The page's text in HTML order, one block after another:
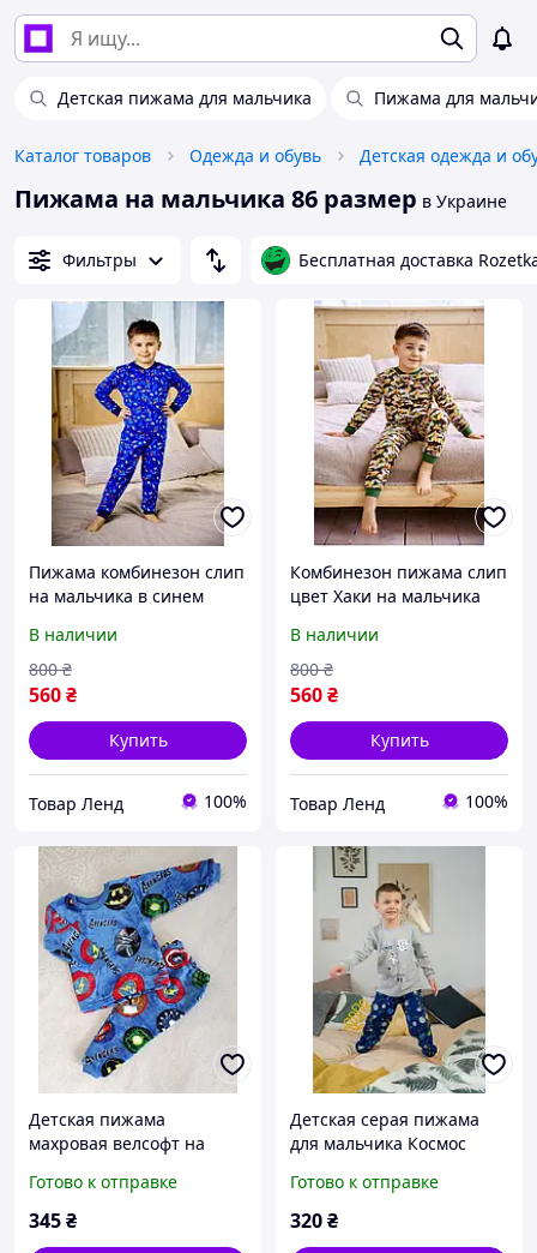
Детская пижама для мальчика Пижама для
Каталог товаров Одежда и обувь Детская одежда и
Пижама на мальчика 86 размер в Украине
Фильтры Бесплатная доставка
Пижама комбинезон слип
на мальчика в синем
возраст 2 года
В наличии
560₴
800 ₴
Купить
Товар Ленд 100%
Комбинезон пижама слип
цвет Хаки на мальчика
В наличии
560₴
800 ₴
Купить
Товар Ленд 100%
Детская пижама
махровая велсофт на
98, 104, 110, 116, 122
Готово к отправке
345₴
Детская серая пижама
для мальчика Космос
размер 86-92 (на рост 86-
92 см)
Готово к отправке
320₴